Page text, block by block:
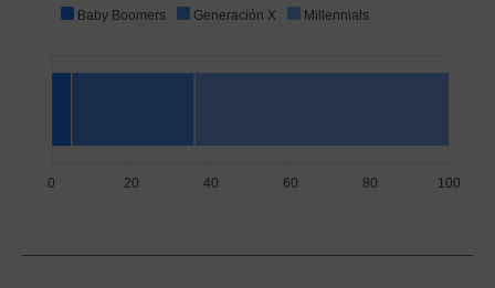
Baby Boomers Generación X Millennials
100
80
60
40
20
0